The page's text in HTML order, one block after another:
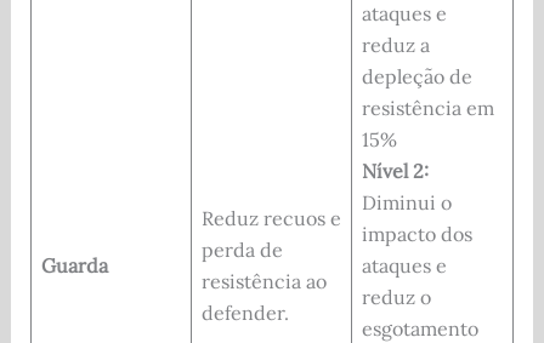
Guarda
Reduz recuos e
perda de
resistência ao
defender.
ataques e
reduz a
depleção de
resistência em
15%
Nível 2:
Diminui o
impacto dos
ataques e
reduz o
esgotamento